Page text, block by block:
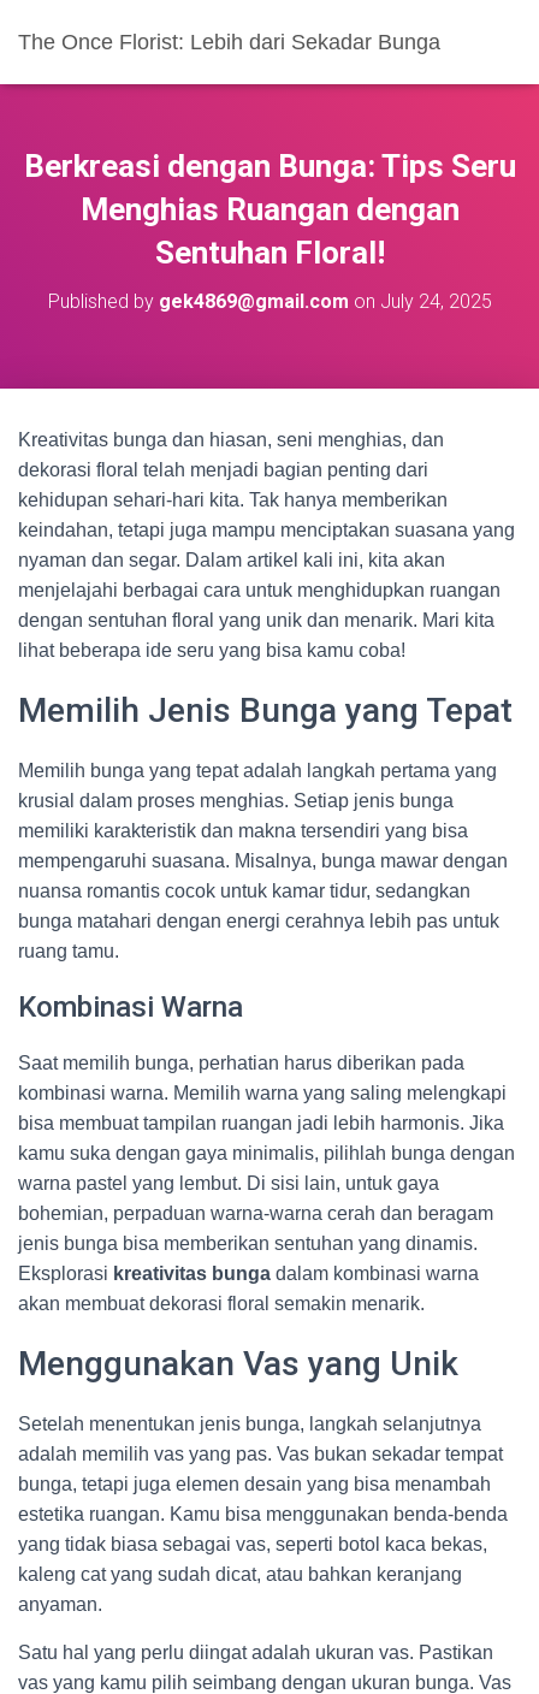
The Once Florist: Lebih dari Sekadar Bunga
Berkreasi dengan Bunga: Tips Seru
Menghias Ruangan dengan
Sentuhan Floral!
Published by gek4869@gmail.com on July 24, 2025
Kreativitas bunga dan hiasan, seni menghias, dan
dekorasi floral telah menjadi bagian penting dari
kehidupan sehari-hari kita. Tak hanya memberikan
keindahan, tetapi juga mampu menciptakan suasana yang
nyaman dan segar. Dalam artikel kali ini, kita akan
menjelajahi berbagai cara untuk menghidupkan ruangan
dengan sentuhan floral yang unik dan menarik. Mari kita
lihat beberapa ide seru yang bisa kamu coba!
Memilih Jenis Bunga yang Tepat
Memilih bunga yang tepat adalah langkah pertama yang
krusial dalam proses menghias. Setiap jenis bunga
memiliki karakteristik dan makna tersendiri yang bisa
mempengaruhi suasana. Misalnya, bunga mawar dengan
nuansa romantis cocok untuk kamar tidur, sedangkan
bunga matahari dengan energi cerahnya lebih pas untuk
ruang tamu.
Kombinasi Warna
Saat memilih bunga, perhatian harus diberikan pada
kombinasi warna. Memilih warna yang saling melengkapi
bisa membuat tampilan ruangan jadi lebih harmonis. Jika
kamu suka dengan gaya minimalis, pilihlah bunga dengan
warna pastel yang lembut. Di sisi lain, untuk gaya
bohemian, perpaduan warna-warna cerah dan beragam
jenis bunga bisa memberikan sentuhan yang dinamis.
Eksplorasi kreativitas bunga dalam kombinasi warna
akan membuat dekorasi floral semakin menarik.
Menggunakan Vas yang Unik
Setelah menentukan jenis bunga, langkah selanjutnya
adalah memilih vas yang pas. Vas bukan sekadar tempat
bunga, tetapi juga elemen desain yang bisa menambah
estetika ruangan. Kamu bisa menggunakan benda-benda
yang tidak biasa sebagai vas, seperti botol kaca bekas,
kaleng cat yang sudah dicat, atau bahkan keranjang
anyaman.
Satu hal yang perlu diingat adalah ukuran vas. Pastikan
vas yang kamu pilih seimbang dengan ukuran bunga. Vas